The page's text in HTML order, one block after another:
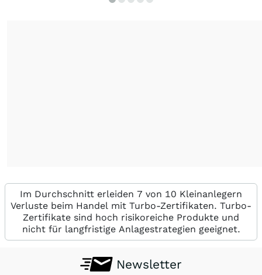
Im Durchschnitt erleiden 7 von 10 Kleinanlegern
Verluste beim Handel mit Turbo-Zertifikaten. Turbo-
Zertifikate sind hoch risikoreiche Produkte und
nicht für langfristige Anlagestrategien geeignet.
Newsletter